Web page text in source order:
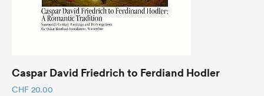
Caspar David Friedrich to Ferdiand Hodler
CHF 20.00